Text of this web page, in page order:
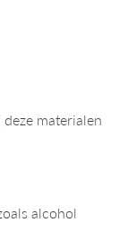
materialen
alcohol